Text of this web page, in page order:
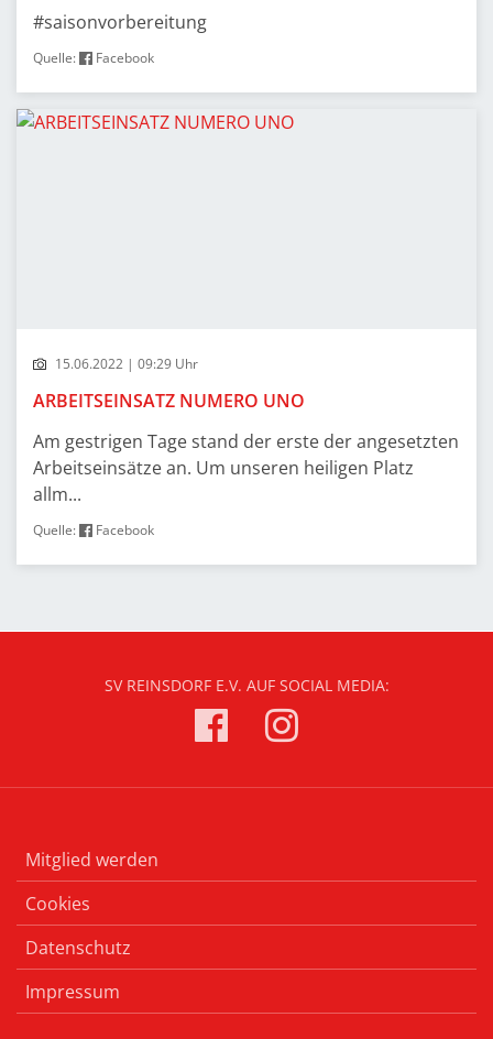
#saisonvorbereitung
Quelle: Facebook
15.06.2022 | 09:29 Uhr
ARBEITSEINSATZ NUMERO UNO
Am gestrigen Tage stand der erste der angesetzten
Arbeitseinsätze an. Um unseren heiligen Platz
allm...
Quelle: Facebook
SV REINSDORF E.V. AUF SOCIAL MEDIA:
Mitglied werden
Cookies
Datenschutz
Impressum